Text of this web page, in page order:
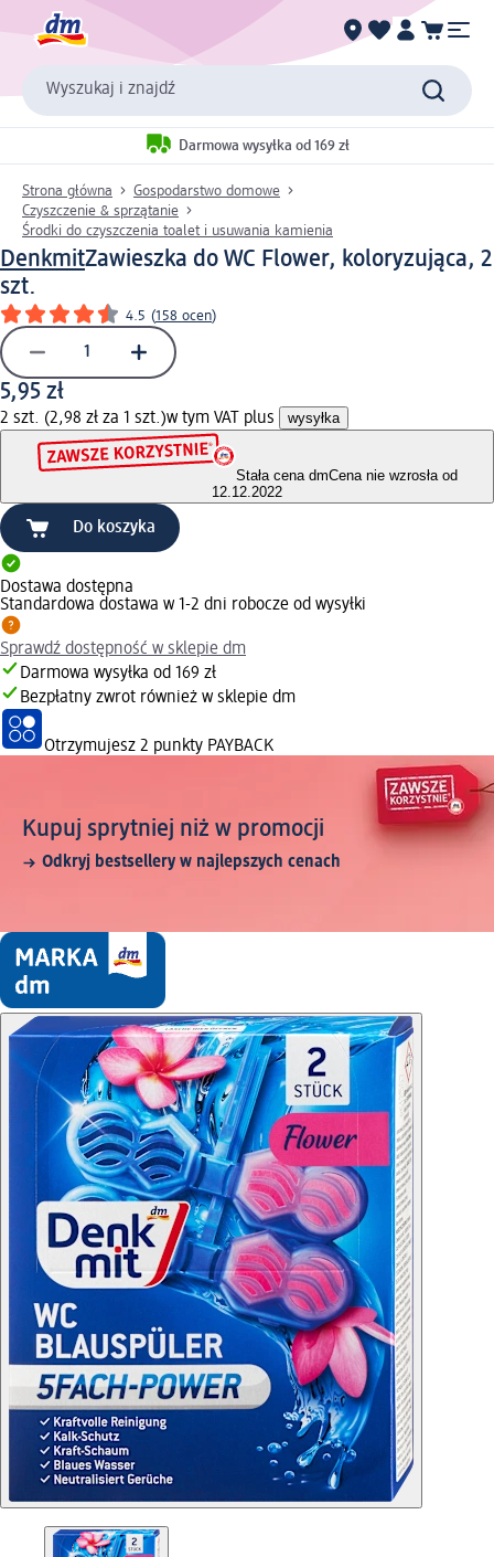
Wyszukaj i znajdź
Darmowa wysyłka od 169 zł
Strona główna
Gospodarstwo domowe
Czyszczenie & sprzątanie
Środki do czyszczenia toalet i usuwania kamienia
DenkmitZawieszka do WC Flower, koloryzująca, 2
szt.
4.5 (158 ocen)
5,95 zł
2 szt. (2,98 zł za 1 szt.)w tym VAT plus wysyłka
Stała cena dmCena nie wzrosła od
12.12.2022
Do koszyka
Dostawa dostępna
Standardowa dostawa w 1-2 dni robocze od wysyłki
Sprawdź dostępność w sklepie dm
Darmowa wysyłka od 169 zł
Bezpłatny zwrot również w sklepie dm
Otrzymujesz 2 punkty PAYBACK
Kupuj sprytniej niż w promocji
Odkryj bestsellery w najlepszych cenach